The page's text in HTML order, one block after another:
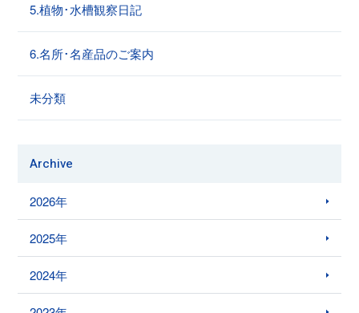
5.植物･水槽観察日記
6.名所･名産品のご案内
未分類
Archive
2026年
2025年
2024年